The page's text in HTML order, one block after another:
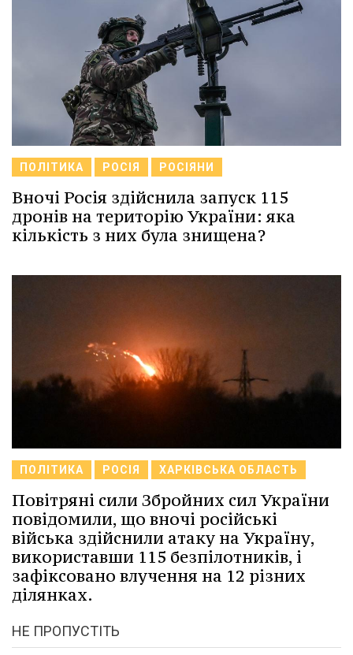
ПОЛІТИКА РОСІЯ РОСІЯНИ
Вночі Росія здійснила запуск 115
дронів на територію України: яка
кількість з них була знищена?
ПОЛІТИКА РОСІЯ ХАРКІВСЬКА ОБЛАСТЬ
Повітряні сили Збройних сил України
повідомили, що вночі російські
війська здійснили атаку на Україну,
використавши 115 безпілотників, і
зафіксовано влучення на 12 різних
ділянках.
НЕ ПРОПУСТІТЬ